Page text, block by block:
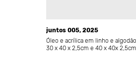
juntos 005, 2025
Óleo e acrílica em linho e algodão
30 x 40 x 2,5cm e 40 x 40x 2,5cm